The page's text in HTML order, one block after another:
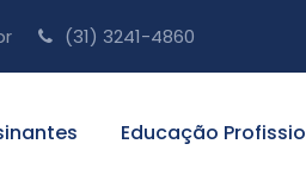
(31) 3241-4860
Educação